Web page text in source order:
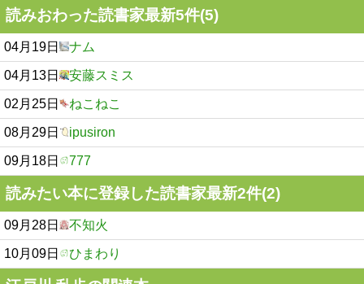
読みおわった読書家最新5件(5)
04月19日 ナム
04月13日 安藤スミス
02月25日 ねこねこ
08月29日 ipusiron
09月18日 777
読みたい本に登録した読書家最新2件(2)
09月28日 不知火
10月09日 ひまわり